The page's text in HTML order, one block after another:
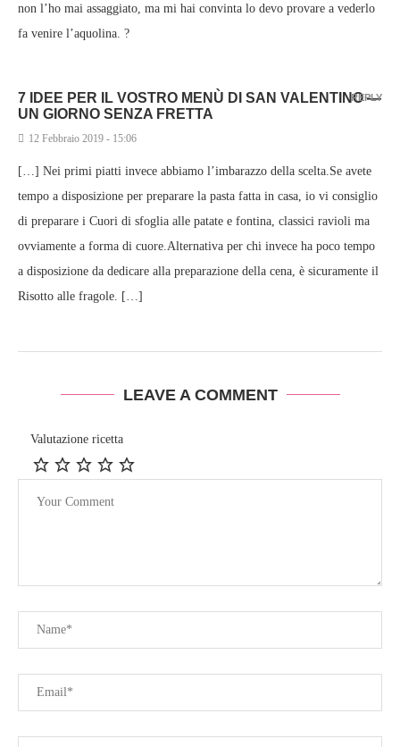
non l’ho mai assaggiato, ma mi hai convinta lo devo provare a vederlo
fa venire l’aquolina. ?
7 IDEE PER IL VOSTRO MENÙ DI SAN VALENTINO —
UN GIORNO SENZA FRETTA
12 Febbraio 2019 - 15:06
[…] Nei primi piatti invece abbiamo l’imbarazzo della scelta.Se avete
tempo a disposizione per preparare la pasta fatta in casa, io vi consiglio
di preparare i Cuori di sfoglia alle patate e fontina, classici ravioli ma
ovviamente a forma di cuore.Alternativa per chi invece ha poco tempo
a disposizione da dedicare alla preparazione della cena, è sicuramente il
Risotto alle fragole. […]
REPLY
LEAVE A COMMENT
Valutazione ricetta